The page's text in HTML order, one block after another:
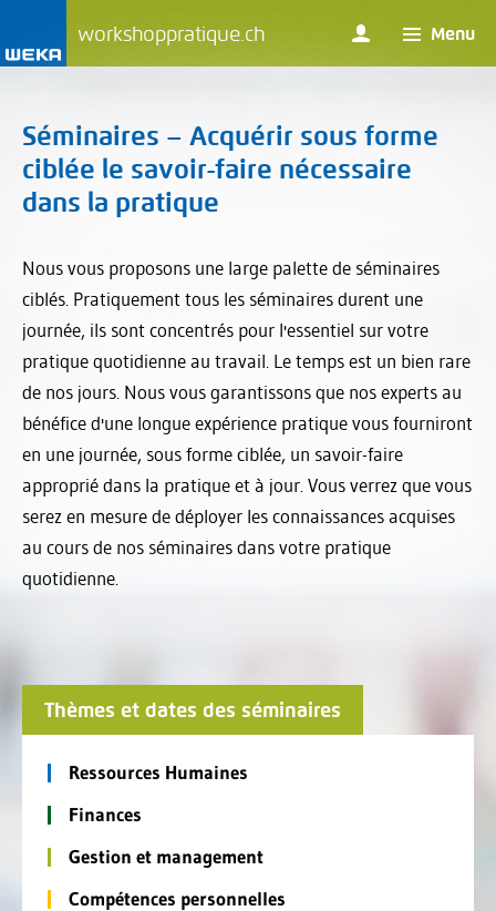
workshoppratique.ch Menu
Séminaires – Acquérir sous forme
ciblée le savoir-faire nécessaire
dans la pratique
Nous vous proposons une large palette de séminaires
ciblés. Pratiquement tous les séminaires durent une
journée, ils sont concentrés pour l'essentiel sur votre
pratique quotidienne au travail. Le temps est un bien rare
de nos jours. Nous vous garantissons que nos experts au
bénéfice d'une longue expérience pratique vous fourniront
en une journée, sous forme ciblée, un savoir-faire
approprié dans la pratique et à jour. Vous verrez que vous
serez en mesure de déployer les connaissances acquises
au cours de nos séminaires dans votre pratique
quotidienne.
Thèmes et dates des séminaires
Ressources Humaines
Finances
Gestion et management
Compétences personnelles